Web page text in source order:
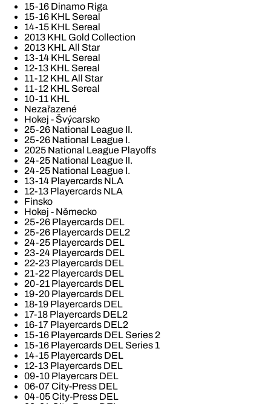
15-16 Dinamo Riga
15-16 KHL Sereal
14-15 KHL Sereal
2013 KHL Gold Collection
2013 KHL All Star
13-14 KHL Sereal
12-13 KHL Sereal
11-12 KHL All Star
11-12 KHL Sereal
10-11 KHL
Nezařazené
Hokej - Švýcarsko
25-26 National League II.
25-26 National League I.
2025 National League Playoffs
24-25 National League II.
24-25 National League I.
13-14 Playercards NLA
12-13 Playercards NLA
Finsko
Hokej - Německo
25-26 Playercards DEL
25-26 Playercards DEL2
24-25 Playercards DEL
23-24 Playercards DEL
22-23 Playercards DEL
21-22 Playercards DEL
20-21 Playercards DEL
19-20 Playercards DEL
18-19 Playercards DEL
17-18 Playercards DEL2
16-17 Playercards DEL2
15-16 Playercards DEL Series 2
15-16 Playercards DEL Series 1
14-15 Playercards DEL
12-13 Playercards DEL
09-10 Playercars DEL
06-07 City-Press DEL
04-05 City-Press DEL